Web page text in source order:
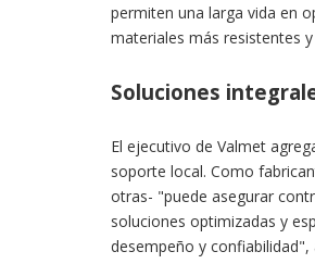
permiten una larga vida en
materiales más resistentes
Soluciones
El ejecutivo de Valmet
soporte local. Como
otras- "puede asegurar
soluciones optimizadas y
desempeño y confiabilidad",